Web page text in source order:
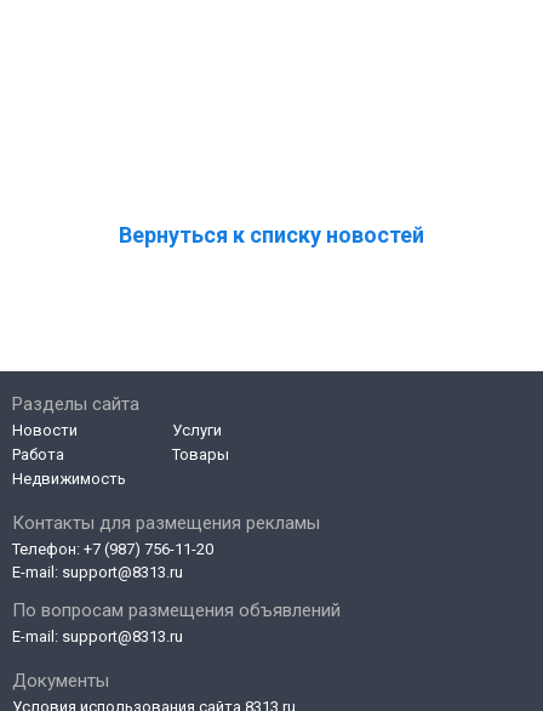
Вернуться к списку новостей
Контакты для размещения рекламы
Телефон: +7 (987) 756-11-20
E-mail: support@8313.ru
По вопросам размещения объявлений
E-mail: support@8313.ru
Документы
Условия использования сайта 8313.ru
Разделы сайта
Новости
Работа
Недвижимость
Услуги
Товары